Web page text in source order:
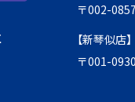
〒002-
【新琴似店】
〒001-